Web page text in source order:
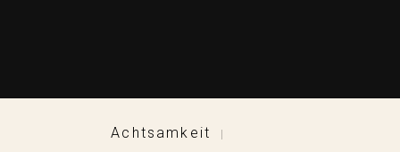
Achtsamkeit |